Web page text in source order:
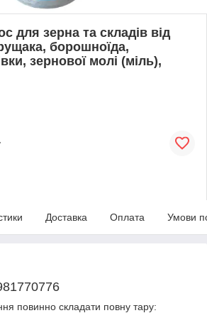
для зерна та складів від
борошноїда,
зернової молі (міль),
Доставка Оплата Умови
повинно складати повну тару: